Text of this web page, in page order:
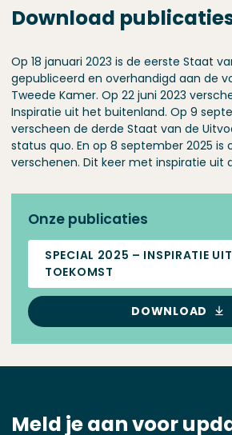
Download
Op 18 januari 2023 is de eerste Staat
gepubliceerd en overhandigd aan de
Tweede Kamer. Op 22 juni 2023
Inspiratie uit het buitenland. Op 9
verscheen de derde Staat van de
status quo. En op 8 september 2025 is
verschenen. Dit keer met inspiratie uit
Onze publicaties
SPECIAL 2025 – INSPIRATIE
TOEKOMST
DOWNLOAD
Meld je aan voor